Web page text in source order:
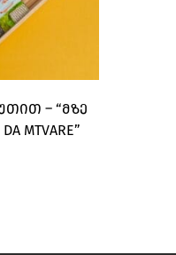
– “ᲛᲖᲔ
MTVARE”